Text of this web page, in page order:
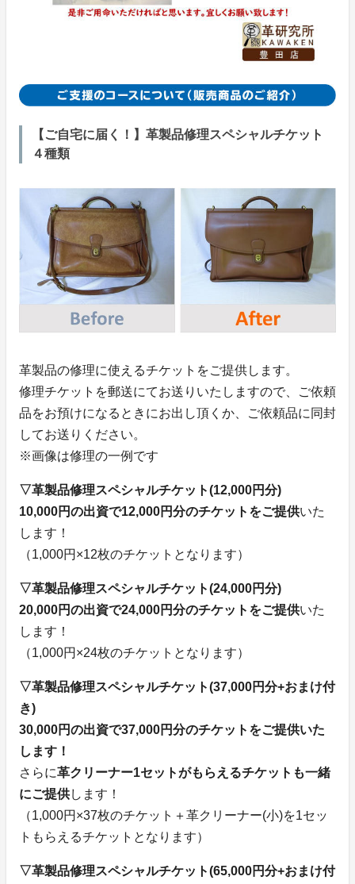
【ご自宅に届く！】革製品修理スペシャルチケット
４種類
革製品の修理に使えるチケットをご提供します。
修理チケットを郵送にてお送りいたしますので、ご依頼
品をお預けになるときにお出し頂くか、ご依頼品に同封
してお送りください。
※画像は修理の一例です
▽革製品修理スペシャルチケット(12,000円分)
10,000円の出資で12,000円分のチケットをご提供いた
します！
（1,000円×12枚のチケットとなります）
▽革製品修理スペシャルチケット(24,000円分)
20,000円の出資で24,000円分のチケットをご提供いた
します！
（1,000円×24枚のチケットとなります）
▽革製品修理スペシャルチケット(37,000円分+おまけ付
き)
30,000円の出資で37,000円分のチケットをご提供いた
します！
さらに革クリーナー1セットがもらえるチケットも一緒
にご提供します！
（1,000円×37枚のチケット＋革クリーナー(小)を1セッ
トもらえるチケットとなります）
▽革製品修理スペシャルチケット(65,000円分+おまけ付